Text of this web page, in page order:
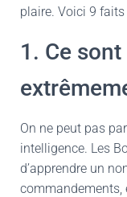
plaire. Voici 9
1. Ce
On ne peut pas
intelligence. Les
d’apprendre un
commandements,